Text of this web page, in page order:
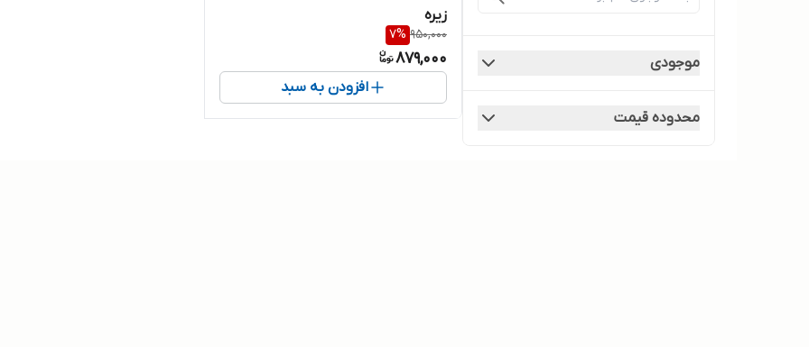
موجودی
محدوده قیمت
زیره
950,000
7%
879,000
افزودن به سبد